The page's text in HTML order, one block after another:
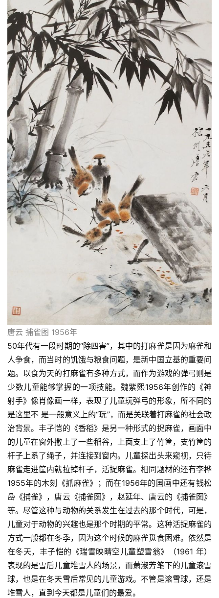
唐云 捕雀图 1956年
50年代有一段时期的“除四害”，其中的打麻雀是因为麻雀和
人争食，而当时的饥饿与粮食问题，是新中国立基的重要问
题。以食为天的打麻雀有多种方式，而作为游戏的弹弓则是
少数儿童能够掌握的一项技能。魏紫熙1956年创作的《神
射手》像肖像画一样，表现了儿童玩弹弓的形象，所不同的
是这里不 是一般意义上的“玩”，而是关联着打麻雀的社会政
治背景。丰子恺的《香稻》是另一种形式的捉麻雀，画面中
的儿童在窗外撒上了一些稻谷，上面支上了竹筐，支竹筐的
杆子上系了绳子，并连接到窗内。儿童探出头来窥视，只待
麻雀走进筐内就拉掉杆子，活捉麻雀。相同题材的还有李桦
1955年的木刻《抓麻雀》；而在1956年的国画中还有钱松
喦《捕雀》，唐云《捕雀图》，赵延年、唐云的《捕雀图》
等。尽管这种与动物的关系发生在过去的那个时代，可是，
儿童对于动物的兴趣也是那个时期的平常。这种活捉麻雀的
方式一般都在冬季，因为这个时候的麻雀觅食困难。依然是
在冬天，丰子恺的《瑞雪映睛空儿童塑雪翁》（1961 年）
表现的是雪后儿童堆雪人的场景，而萧淑芳笔下的儿童滚雪
球，也是在冬天雪后常见的儿童游戏。不管是滚雪球，还是
堆雪人，直到今天都是儿童们的最爱。